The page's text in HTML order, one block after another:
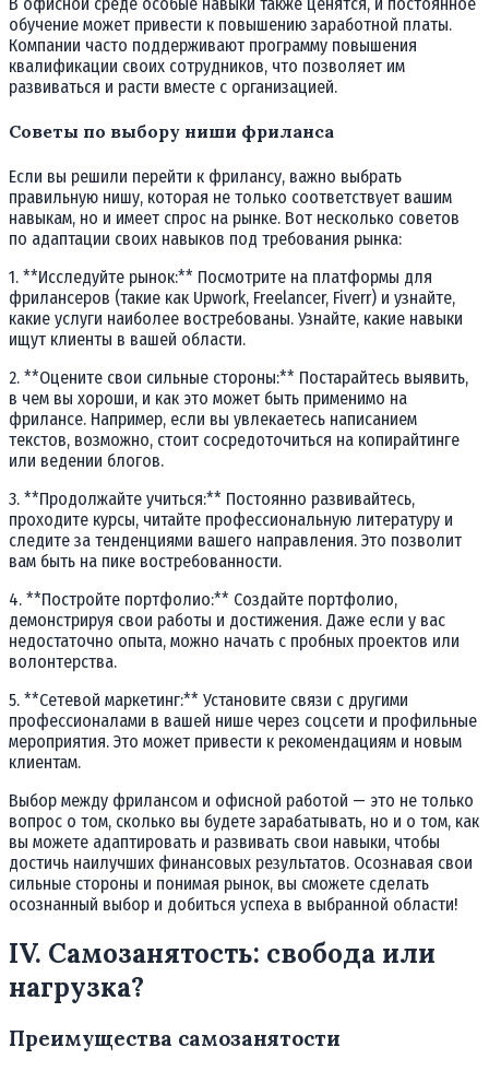
обучение может привести к повышению заработной платы.
Компании часто поддерживают программу повышения
квалификации своих сотрудников, что позволяет им
развиваться и расти вместе с организацией.
Советы по выбору ниши фриланса
Если вы решили перейти к фрилансу, важно выбрать
правильную нишу, которая не только соответствует вашим
навыкам, но и имеет спрос на рынке. Вот несколько советов
по адаптации своих навыков под требования рынка:
1. **Исследуйте рынок:** Посмотрите на платформы для
фрилансеров (такие как Upwork, Freelancer, Fiverr) и узнайте,
какие услуги наиболее востребованы. Узнайте, какие навыки
ищут клиенты в вашей области.
2. **Оцените свои сильные стороны:** Постарайтесь выявить,
в чем вы хороши, и как это может быть применимо на
фрилансе. Например, если вы увлекаетесь написанием
текстов, возможно, стоит сосредоточиться на копирайтинге
или ведении блогов.
3. **Продолжайте учиться:** Постоянно развивайтесь,
проходите курсы, читайте профессиональную литературу и
следите за тенденциями вашего направления. Это позволит
вам быть на пике востребованности.
4. **Постройте портфолио:** Создайте портфолио,
демонстрируя свои работы и достижения. Даже если у вас
недостаточно опыта, можно начать с пробных проектов или
волонтерства.
5. **Сетевой маркетинг:** Установите связи с другими
профессионалами в вашей нише через соцсети и профильные
мероприятия. Это может привести к рекомендациям и новым
клиентам.
Выбор между фрилансом и офисной работой — это не только
вопрос о том, сколько вы будете зарабатывать, но и о том, как
вы можете адаптировать и развивать свои навыки, чтобы
достичь наилучших финансовых результатов. Осознавая свои
сильные стороны и понимая рынок, вы сможете сделать
осознанный выбор и добиться успеха в выбранной области!
IV. Самозанятость: свобода или
нагрузка?
Преимущества самозанятости